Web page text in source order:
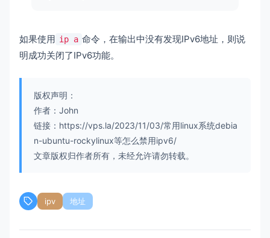
如果使用 ip a 命令，在输出中没有发现IPv6地址，则说
明成功关闭了IPv6功能。
版权声明：
作者：John
链接：https://vps.la/2023/11/03/常用linux系统debia
n-ubuntu-rockylinux等怎么禁用ipv6/
文章版权归作者所有，未经允许请勿转载。
ipv 地址